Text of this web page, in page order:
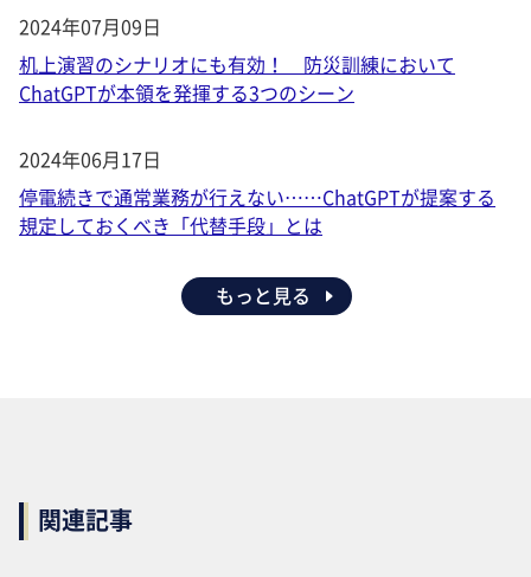
2024年07月09日
机上演習のシナリオにも有効！ 防災訓練において
ChatGPTが本領を発揮する3つのシーン
2024年06月17日
停電続きで通常業務が行えない……ChatGPTが提案する
規定しておくべき「代替手段」とは
もっと見る
関連記事